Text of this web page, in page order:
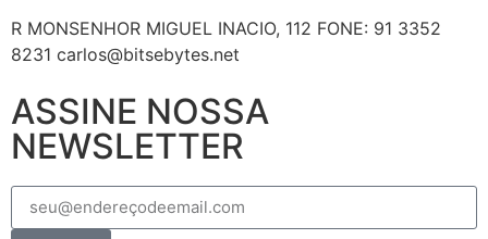
R MONSENHOR MIGUEL INACIO, 112 FONE: 91 3352
8231 carlos@bitsebytes.net
ASSINE NOSSA
NEWSLETTER